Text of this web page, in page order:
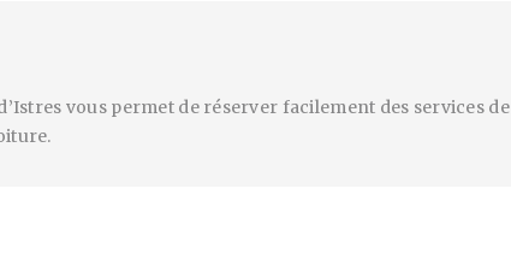
vous permet de réserver facilement des services de